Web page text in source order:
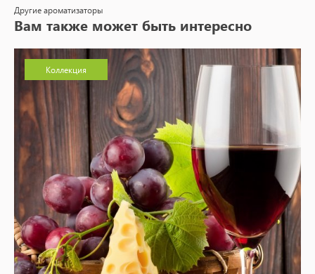
Другие ароматизаторы
Вам также может быть интересно
Коллекция